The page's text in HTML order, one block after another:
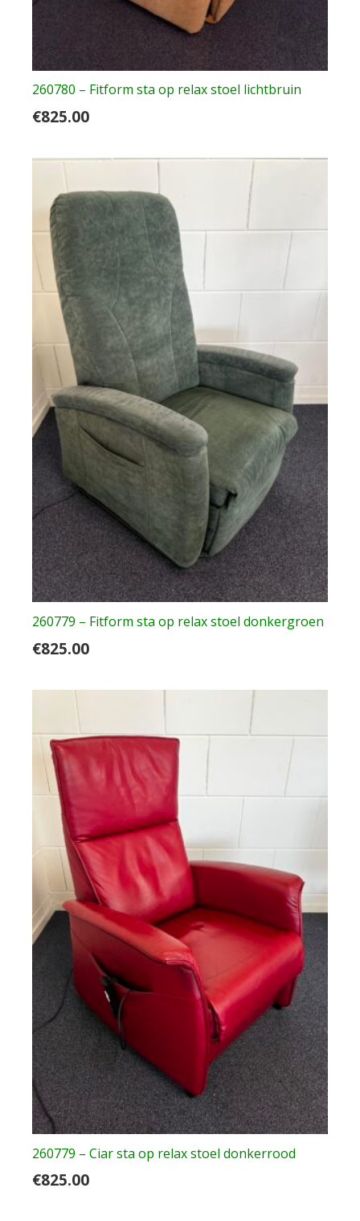
260780 – Fitform sta op relax stoel lichtbruin
€825.00
260779 – Fitform sta op relax stoel donkergroen
€825.00
260779 – Ciar sta op relax stoel donkerrood
€825.00